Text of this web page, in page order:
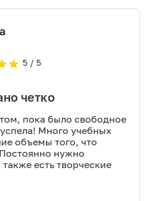
5/ 5
четко
пока было свободное
Много учебных
объемы того, что
нужно
есть творческие